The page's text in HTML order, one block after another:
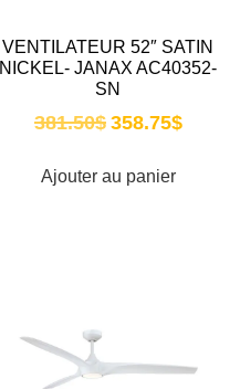
VENTILATEUR 52″ SATIN
NICKEL- JANAX AC40352-
SN
381.50$ 358.75$
Ajouter au panier